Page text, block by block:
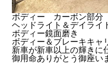
ボディー カーボン部分
ヘッドライト＆デイラ
ボディー鏡面磨き
ボディー＆ブレーキキャ
新車が新車以上の輝きに
御用命ありがとう御座い